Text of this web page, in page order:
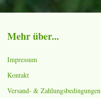
Mehr über...
Impressum
Kontakt
Versand- & Zahlungsbedingungen